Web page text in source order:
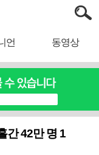
언 동영상
간 42만 명 1